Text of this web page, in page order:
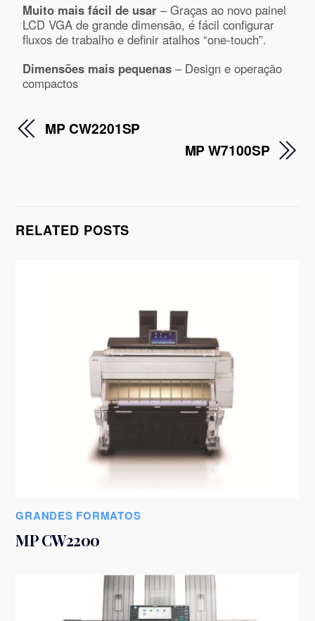
Muito mais fácil de usar – Graças ao novo painel
LCD VGA de grande dimensão, é fácil configurar
fluxos de trabalho e definir atalhos “one-touch”.
Dimensões mais pequenas – Design e operação
compactos
MP CW2201SP
MP W7100SP
RELATED POSTS
GRANDES FORMATOS
MP CW2200